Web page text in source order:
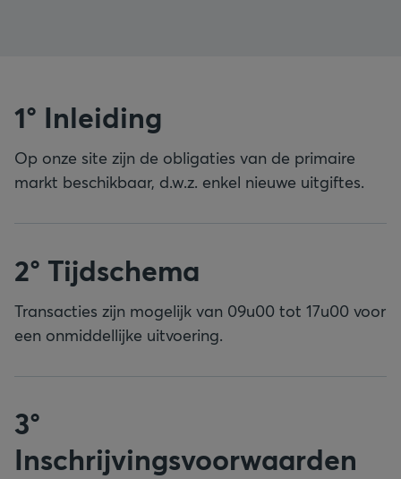
1° Inleiding
Op onze site zijn de obligaties van de primaire
markt beschikbaar, d.w.z. enkel nieuwe uitgiftes.
2° Tijdschema
Transacties zijn mogelijk van 09u00 tot 17u00 voor
een onmiddellijke uitvoering.
3°
Inschrijvingsvoorwaarden